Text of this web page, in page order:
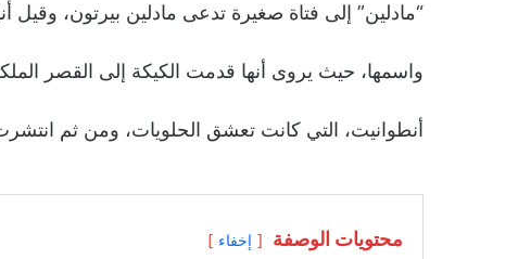
“مادلين” إلى فتاة صغيرة تدعى مادلين بيرتون،
واسمها، حيث يروى أنها قدمت الكيكة إلى القصر
أنطوانيت، التي كانت تعشق الحلويات، ومن ثم
محتويات الوصفة إخفاء